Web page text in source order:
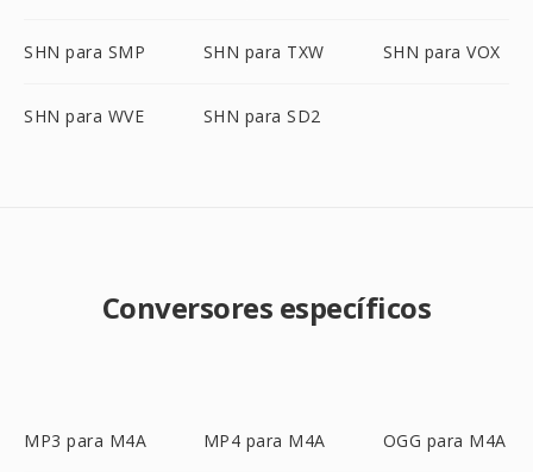
SHN para SMP SHN para TXW SHN para VOX
SHN para WVE SHN para SD2
Conversores específicos
MP3 para M4A MP4 para M4A OGG para M4A